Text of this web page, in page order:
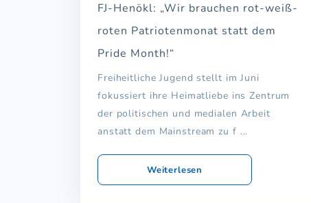
FJ-Henökl: „Wir brauchen rot-weiß-
roten Patriotenmonat statt dem
Pride Month!“
Freiheitliche Jugend stellt im Juni
fokussiert ihre Heimatliebe ins Zentrum
der politischen und medialen Arbeit
anstatt dem Mainstream zu f ...
Weiterlesen